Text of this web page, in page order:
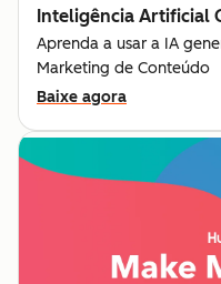
Inteligência Artificial
Aprenda a usar a IA
Marketing de Conteúdo
Baixe agora